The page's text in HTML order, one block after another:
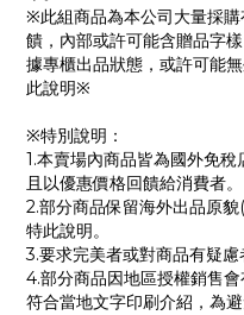
※此組商品為本公司大量採
饋，內部或許可能含贈品字
據專櫃出品狀態，或許可能
此說明※
※特別說明：
1.本賣場內商品皆為國外免稅
且以優惠價格回饋給消費者。
2.部分商品保留海外出品原
特此說明。
3.要求完美者或對商品有疑慮
4.部分商品因地區授權銷售
符合當地文字印刷介紹，為